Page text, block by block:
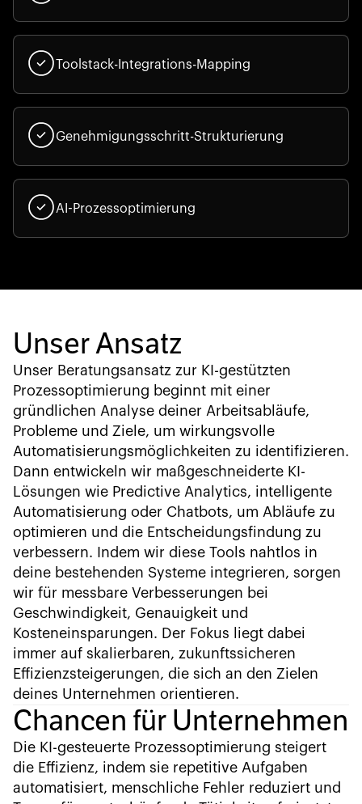
Toolstack-Integrations-Mapping
Genehmigungsschritt-Strukturierung
AI-Prozessoptimierung
Unser Ansatz
Unser Beratungsansatz zur KI-gestützten
Prozessoptimierung beginnt mit einer
gründlichen Analyse deiner Arbeitsabläufe,
Probleme und Ziele, um wirkungsvolle
Automatisierungsmöglichkeiten zu identifizieren.
Dann entwickeln wir maßgeschneiderte KI-
Lösungen wie Predictive Analytics, intelligente
Automatisierung oder Chatbots, um Abläufe zu
optimieren und die Entscheidungsfindung zu
verbessern. Indem wir diese Tools nahtlos in
deine bestehenden Systeme integrieren, sorgen
wir für messbare Verbesserungen bei
Geschwindigkeit, Genauigkeit und
Kosteneinsparungen. Der Fokus liegt dabei
immer auf skalierbaren, zukunftssicheren
Effizienzsteigerungen, die sich an den Zielen
deines Unternehmen orientieren.
Chancen für Unternehmen
Die KI-gesteuerte Prozessoptimierung steigert
die Effizienz, indem sie repetitive Aufgaben
automatisiert, menschliche Fehler reduziert und